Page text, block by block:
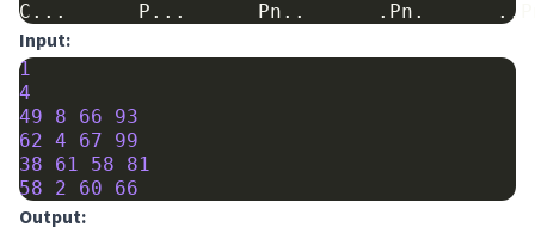
Input:
1
4
49
8 66
93
62 4 67
99
38
61 58
81
58
2 60 66
Output: